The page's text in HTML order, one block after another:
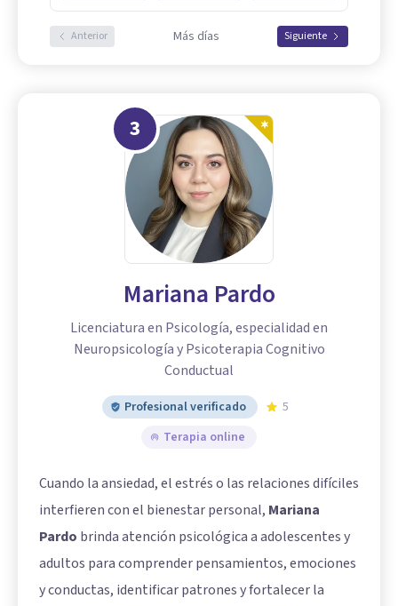
Anterior Más días Siguiente
3
Mariana Pardo
Licenciatura en Psicología, especialidad en
Neuropsicología y Psicoterapia Cognitivo
Conductual
Profesional verificado
5
Terapia online
Cuando la ansiedad, el estrés o las relaciones difíciles
interfieren con el bienestar personal, Mariana
Pardo brinda atención psicológica a adolescentes y
adultos para comprender pensamientos, emociones
y conductas, identificar patrones y fortalecer la